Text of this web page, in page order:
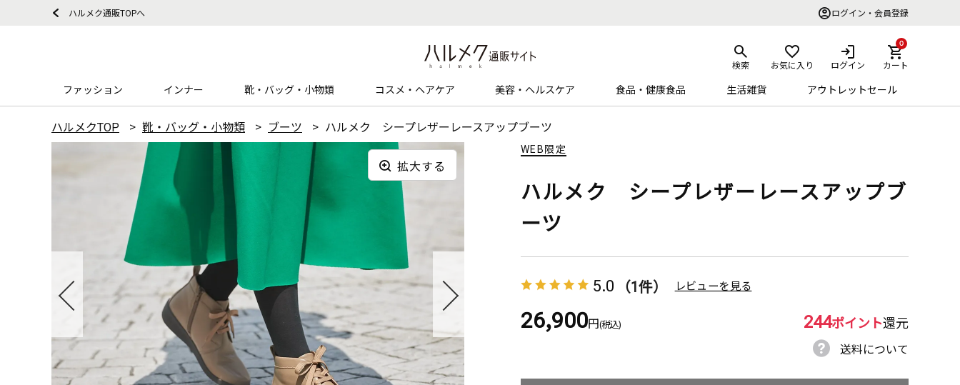
ハルメク通販TOPへ ログイン・会員登録
検索 お気に入り ログイン
0
カート
ファッション インナー 靴・バッグ・小物類 コスメ・ヘアケア 美容・ヘルスケア 食品・健康食品 生活雑貨 アウトレットセール
ハルメクTOP 靴・バッグ・小物類 ブーツ ハルメク シープレザーレースアップブーツ
拡大する
WEB限定
ハルメク シープレザーレースアップブ
ーツ
5.0 （1件） レビューを見る
26,900円(税込) 244ポイント還元
送料について